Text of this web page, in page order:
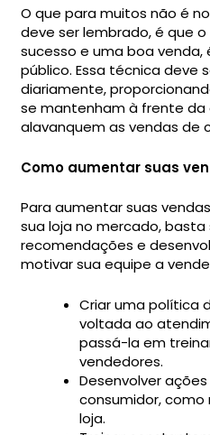
O que para muitos não é
deve ser lembrado, é que
sucesso e uma boa venda,
público. Essa técnica deve
diariamente,
se mantenham à frente da
alavanquem as vendas de
Como aumentar suas
Para aumentar suas
sua loja no mercado, basta
recomendações e
motivar sua equipe a
Criar uma política
voltada ao
passá-la em
vendedores.
Desenvolver
consumidor,
loja.